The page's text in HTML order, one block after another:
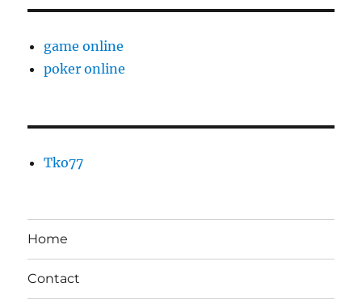
game online
poker online
Tko77
Home
Contact